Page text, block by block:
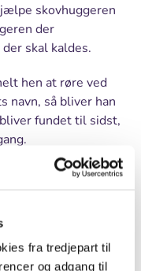
fra tredjepart til
og adgang til
skovhuggeren
der
skal kaldes.
hen at røre ved
navn, så bliver han
fundet til sidst,
at lege. Lege som
sange og